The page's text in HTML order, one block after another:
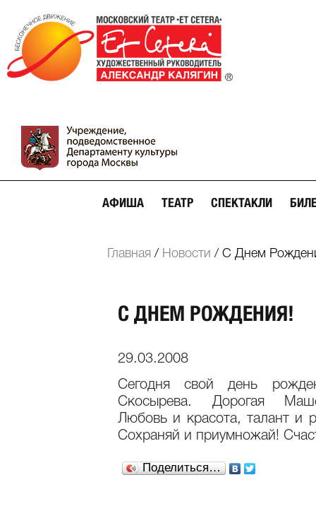
АФИША ТЕАТР СПЕКТАКЛИ
Главная / Новости / С Днем
С ДНЕМ РОЖДЕНИЯ!
29.03.2008
Сегодня свой день
Скосырева. Дорогая
Любовь и красота, талант и
Сохраняй и приумножай!
Поделиться…